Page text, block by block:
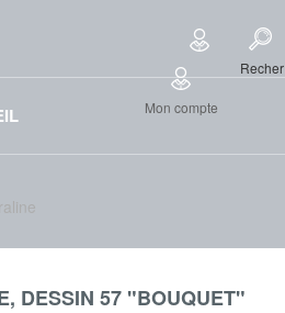
Recher
Mon compte
DESSIN 57 "BOUQUET"